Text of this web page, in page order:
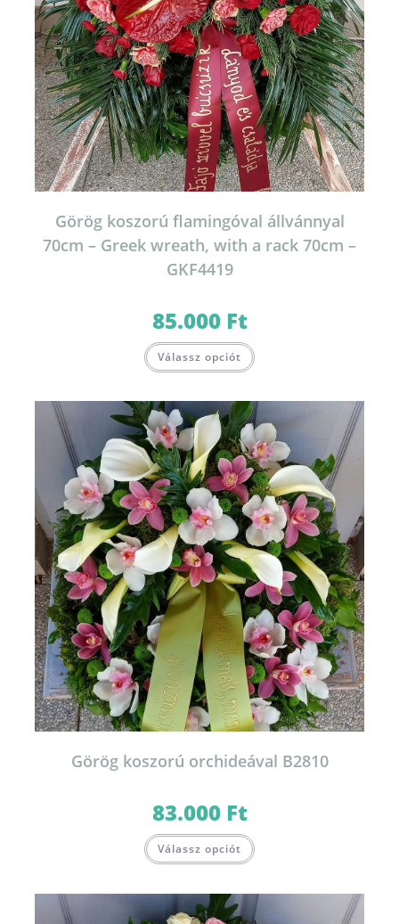
Görög koszorú flamingóval állvánnyal
70cm – Greek wreath, with a rack 70cm –
GKF4419
85.000 Ft
Válassz opciót
Görög koszorú orchideával B2810
83.000 Ft
Válassz opciót